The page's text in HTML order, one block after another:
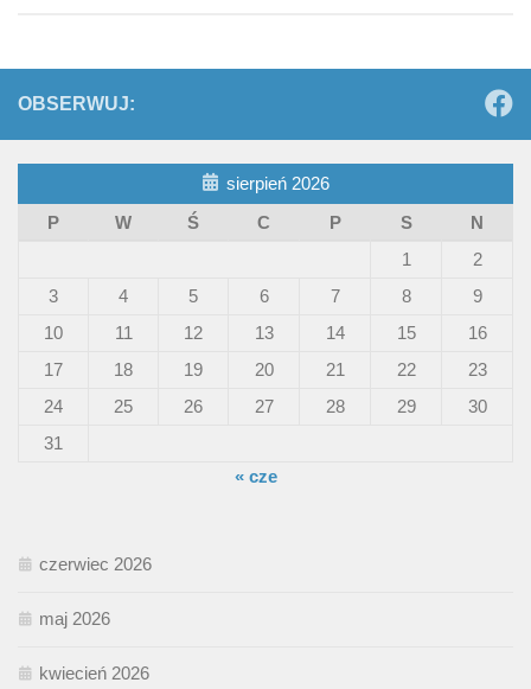
OBSERWUJ:
sierpień 2026
P
W Ś C P S
N
1
2
3
4 5 6 7 8
9
10
11 12 13 14 15
16
17
18 19 20 21 22
23
24
25 26 27 28 29
30
31
« cze
czerwiec 2026
maj 2026
kwiecień 2026